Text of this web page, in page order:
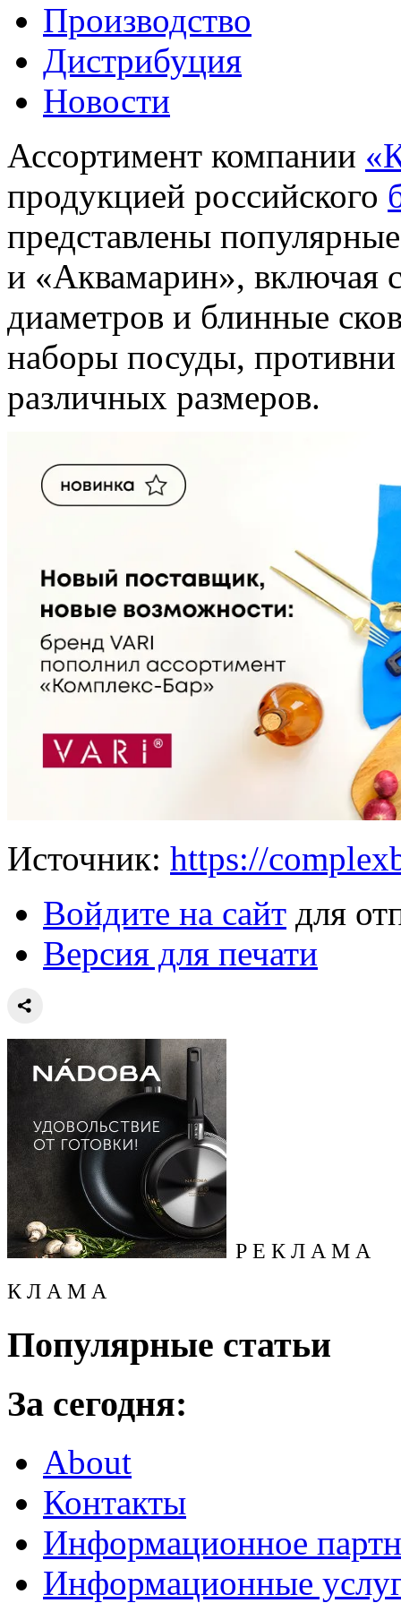
Производство
Дистрибуция
Новости
Ассортимент компании
продукцией российского
представлены
и «Аквамарин», включая
диаметров и блинные
наборы посуды,
различных размеров.
Источник: https://
Войдите на сайт для
Версия для печати
Р Е К Л А М А
К Л А М А
Популярные статьи
За сегодня:
About
Контакты
Информационное
Информационные